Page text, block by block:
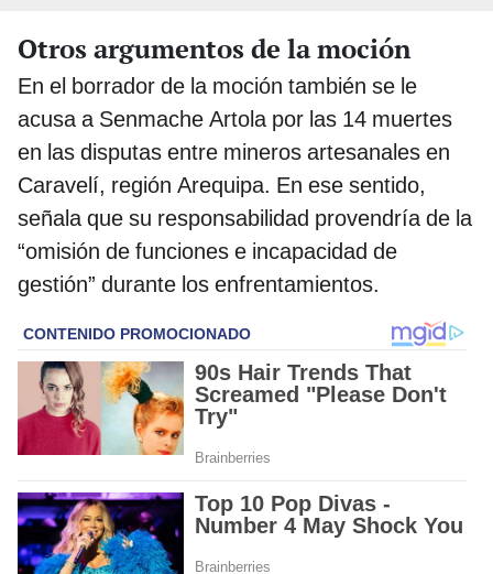
Otros argumentos de la moción
En el borrador de la moción también se le
acusa a Senmache Artola por las 14 muertes
en las disputas entre mineros artesanales en
Caravelí, región Arequipa. En ese sentido,
señala que su responsabilidad provendría de la
“omisión de funciones e incapacidad de
gestión” durante los enfrentamientos.